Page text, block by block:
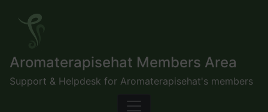
content
Aromaterapisehat Members Area
Support & Helpdesk for Aromaterapisehat's members